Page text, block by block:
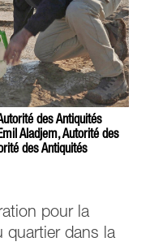
des Antiquités
Aladjem, Autorité des
des Antiquités
pour la
quartier dans la